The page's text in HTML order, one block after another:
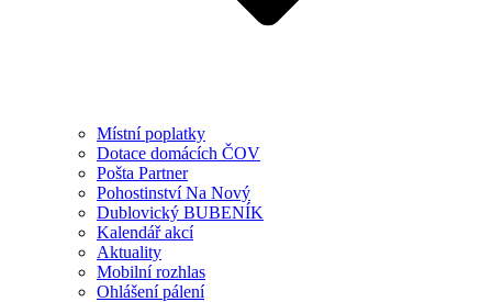
Místní poplatky
Dotace domácích ČOV
Pošta Partner
Pohostinství Na Nový
Dublovický BUBENÍK
Kalendář akcí
Aktuality
Mobilní rozhlas
Ohlášení pálení